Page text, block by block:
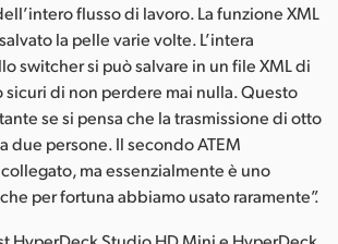
flusso di lavoro. La funzione XML
la pelle varie volte. L’intera
switcher si può salvare in un file XML di
sicuri di non perdere mai nulla. Questo
se si pensa che la trasmissione di otto
due persone. Il secondo ATEM
ma essenzialmente è uno
per fortuna abbiamo usato raramente”.